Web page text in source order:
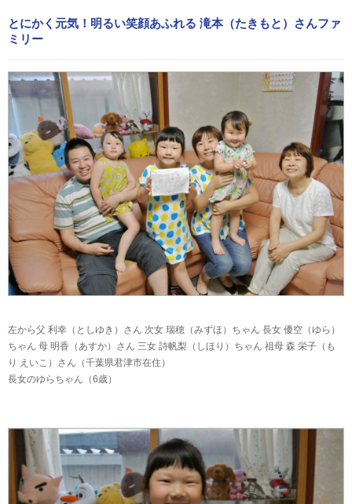
とにかく元気！明るい笑顔あふれる 滝本（たきもと）さんファ
ミリー
左から父 利幸（としゆき）さん 次女 瑞穂（みずほ）ちゃん 長女 優空（ゆら）
ちゃん 母 明香（あすか）さん 三女 詩帆梨（しほり）ちゃん 祖母 森 栄子（も
り えいこ）さん（千葉県君津市在住）
長女のゆらちゃん（6歳）